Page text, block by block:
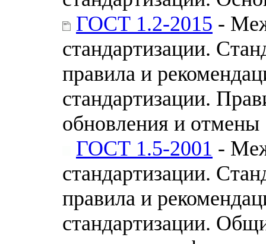
ГОСТ 1.2-2015 -
стандартизации.
правила и
стандартизации.
обновления и отмены
ГОСТ 1.5-2001 -
стандартизации.
правила и
стандартизации.